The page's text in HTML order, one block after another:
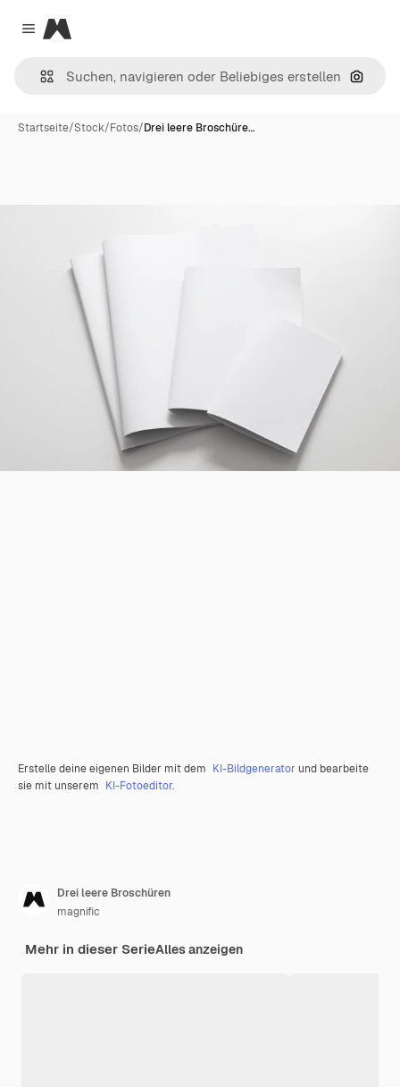
Close menu
Magnific
Nach
Startseite/Stock/Fotos/Drei leere Broschüre…
Erstelle deine eigenen Bilder mit dem KI-Bildgenerator und bearbeite
sie mit unserem KI-Fotoeditor.
Drei leere Broschüren
magnific
Mehr in dieser SerieAlles anzeigen